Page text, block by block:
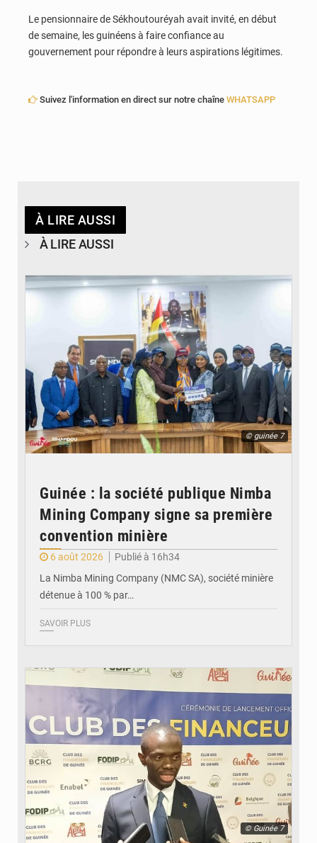
Le pensionnaire de Sékhoutouréyah avait invité, en début
de semaine, les guinéens à faire confiance au
gouvernement pour répondre à leurs aspirations légitimes.
Suivez l'information en direct sur notre chaîne WHATSAPP
À LIRE AUSSI
À LIRE AUSSI
© guinée 7
Guinée : la société publique Nimba
Mining Company signe sa première
convention minière
6 août 2026
Publié à 16h34
La Nimba Mining Company (NMC SA), société minière
détenue à 100 % par…
SAVOIR PLUS
© Guinée 7